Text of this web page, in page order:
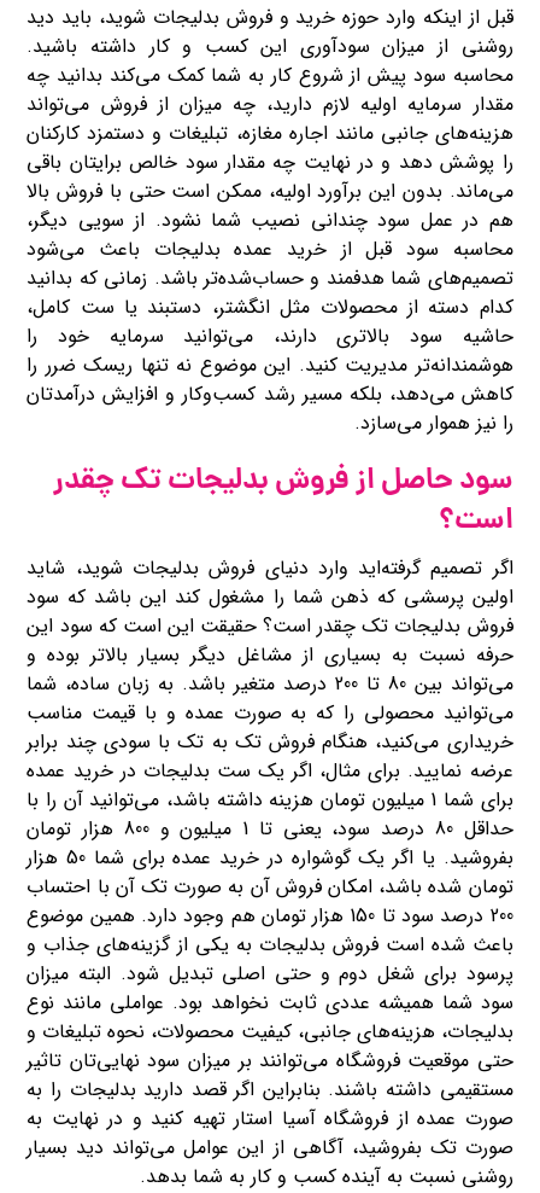
قبل از اینکه وارد حوزه خرید و فروش بدلیجات شوید، باید دید
روشنی از میزان سودآوری این کسب ‌و کار داشته باشید.
محاسبه سود پیش از شروع کار به شما کمک می‌کند بدانید چه
مقدار سرمایه اولیه لازم دارید، چه میزان از فروش می‌تواند
هزینه‌های جانبی مانند اجاره مغازه، تبلیغات و دستمزد کارکنان
را پوشش دهد و در نهایت چه مقدار سود خالص برایتان باقی
می‌ماند. بدون این برآورد اولیه، ممکن است حتی با فروش بالا
هم در عمل سود چندانی نصیب شما نشود. از سویی دیگر،
محاسبه سود قبل از خرید عمده بدلیجات باعث می‌شود
تصمیم‌های شما هدفمند و حساب‌شده‌تر باشد. زمانی که بدانید
کدام دسته از محصولات مثل انگشتر، دستبند یا ست کامل،
حاشیه سود بالاتری دارند، می‌توانید سرمایه خود را
هوشمندانه‌تر مدیریت کنید. این موضوع نه تنها ریسک ضرر را
کاهش می‌دهد، بلکه مسیر رشد کسب‌وکار و افزایش درآمدتان
را نیز هموار می‌سازد.
سود حاصل از فروش بدلیجات تک چقدر
است؟
اگر تصمیم گرفته‌اید وارد دنیای فروش بدلیجات شوید، شاید
اولین پرسشی که ذهن شما را مشغول کند این باشد که سود
فروش بدلیجات تک چقدر است؟ حقیقت این است که سود این
حرفه نسبت به بسیاری از مشاغل دیگر بسیار بالاتر بوده و
می‌تواند بین 80 تا 200 درصد متغیر باشد. به زبان ساده، شما
می‌توانید محصولی را که به صورت عمده و با قیمت مناسب
خریداری می‌کنید، هنگام فروش تک ‌به تک با سودی چند برابر
عرضه نمایید. برای مثال، اگر یک ست بدلیجات در خرید عمده
برای شما 1 میلیون تومان هزینه داشته باشد، می‌توانید آن را با
حداقل 80 درصد سود، یعنی تا 1 میلیون و 800 هزار تومان
بفروشید. یا اگر یک گوشواره در خرید عمده برای شما 50 هزار
تومان شده باشد، امکان فروش آن به صورت تک آن با احتساب
200 درصد سود تا 150 هزار تومان هم وجود دارد. همین موضوع
باعث شده است فروش بدلیجات به یکی از گزینه‌های جذاب و
پرسود برای شغل دوم و حتی اصلی تبدیل شود. البته میزان
سود شما همیشه عددی ثابت نخواهد بود. عواملی مانند نوع
بدلیجات، هزینه‌های جانبی، کیفیت محصولات، نحوه تبلیغات و
حتی موقعیت فروشگاه می‌توانند بر میزان سود نهایی‌تان تاثیر
مستقیمی داشته باشند. بنابراین اگر قصد دارید بدلیجات را به
صورت عمده از فروشگاه آسیا استار تهیه کنید و در نهایت به
صورت تک بفروشید، آگاهی از این عوامل می‌تواند دید بسیار
روشنی نسبت به آینده کسب ‌و کار به شما بدهد.